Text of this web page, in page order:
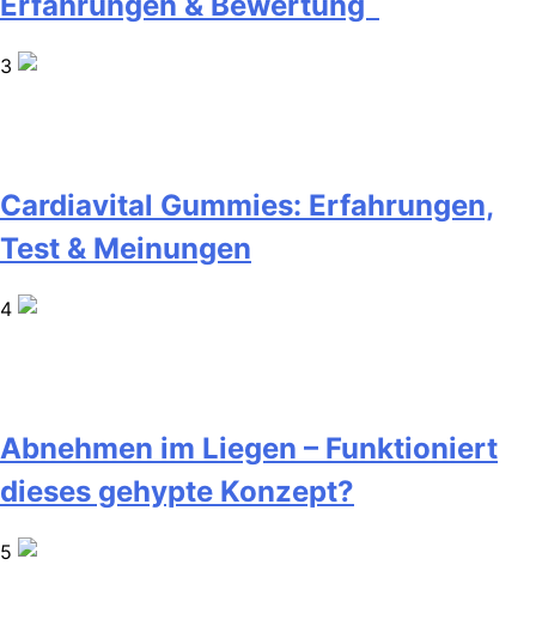
3
Cardiavital Gummies: Erfahrungen,
Test & Meinungen
4
Abnehmen im Liegen – Funktioniert
dieses gehypte Konzept?
5